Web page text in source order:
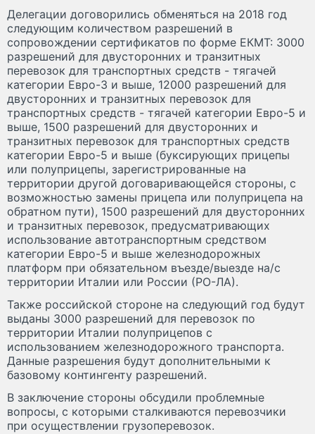
Делегации договорились обменяться на 2018 год
следующим количеством разрешений в
сопровождении сертификатов по форме ЕКМТ: 3000
разрешений для двусторонних и транзитных
перевозок для транспортных средств - тягачей
категории Евро-3 и выше, 12000 разрешений для
двусторонних и транзитных перевозок для
транспортных средств - тягачей категории Евро-5 и
выше, 1500 разрешений для двусторонних и
транзитных перевозок для транспортных средств
категории Евро-5 и выше (буксирующих прицепы
или полуприцепы, зарегистрированные на
территории другой договаривающейся стороны, с
возможностью замены прицепа или полуприцепа на
обратном пути), 1500 разрешений для двусторонних
и транзитных перевозок, предусматривающих
использование автотранспортным средством
категории Евро-5 и выше железнодорожных
платформ при обязательном въезде/выезде на/с
территории Италии или России (РО-ЛА).
Также российской стороне на следующий год будут
выданы 3000 разрешений для перевозок по
территории Италии полуприцепов с
использованием железнодорожного транспорта.
Данные разрешения будут дополнительными к
базовому контингенту разрешений.
В заключение стороны обсудили проблемные
вопросы, с которыми сталкиваются перевозчики
при осуществлении грузоперевозок.